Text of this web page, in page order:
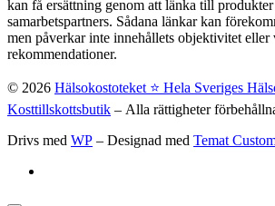
kan få ersättning genom att länka till
samarbetspartners. Sådana länkar kan
men påverkar inte innehållets objektivitet eller
rekommendationer.
© 2026 Hälsokostoteket ⭐️ Hela Sveriges
Kosttillskottsbutik – Alla rättigheter
Drivs med WP – Designad med Temat